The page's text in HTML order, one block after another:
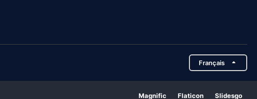
Français
Magnific Flaticon Slidesgo